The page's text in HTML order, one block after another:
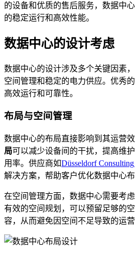
的设备和优质的售后服务，数据中
的稳定运行和高效性能。
数据中心的设计考虑
数据中心的设计涉及多个关键因素
空间管理和稳定的电力供应。优秀
高效运行和可靠性。
布局与空间管理
数据中心的布局直接影响到其运营效
局可以减少设备间的干扰，提高维
用率。供应商如Düsseldorf
解决方案，帮助客户优化数据中心布
在空间管理方面，数据中心需要考
有效的空间规划，可以预留足够的
容，从而避免因空间不足导致的运营